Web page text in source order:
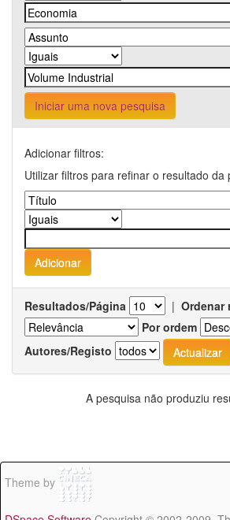
Iniciar uma nova pesquisa
Adicionar filtros:
Utilizar filtros para refinar o resultado da
Resultados/Página | Ordenar
Por ordem
Autores/Registo
A pesquisa não produziu
Theme by